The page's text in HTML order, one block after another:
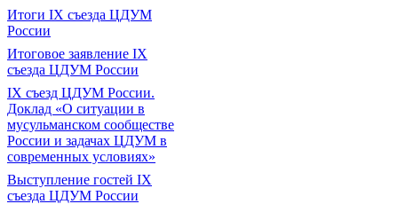
Итоги IX cъезда ЦДУМ
России
Итоговое заявление IX
съезда ЦДУМ России
IX съезд ЦДУМ России.
Доклад «О ситуации в
мусульманском сообществе
России и задачах ЦДУМ в
современных условиях»
Выступление гостей IX
съезда ЦДУМ России